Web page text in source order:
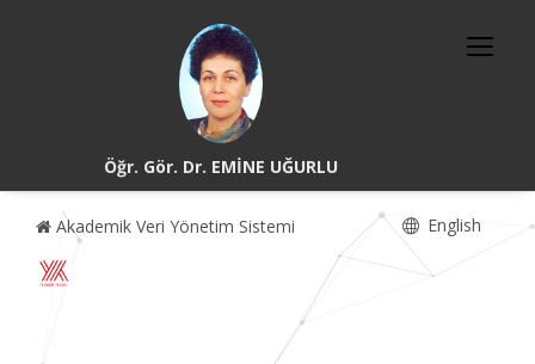
Öğr. Gör. Dr. EMİNE UĞURLU
Akademik Veri Yönetim Sistemi English